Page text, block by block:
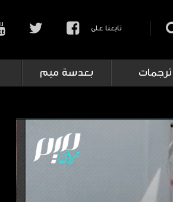
تابعنا على
ترجمات بعدسة ميم